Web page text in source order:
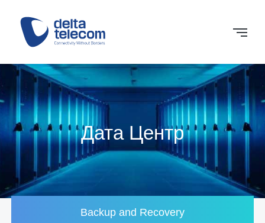
Дата Центр
Backup and Recovery